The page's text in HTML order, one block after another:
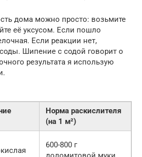
дома можно просто: возьмите
её уксусом. Если пошло
Если реакции нет,
Шипение с содой говорит о
результата я использую
Норма раскислителя
(на 1 м²)
600-800 г